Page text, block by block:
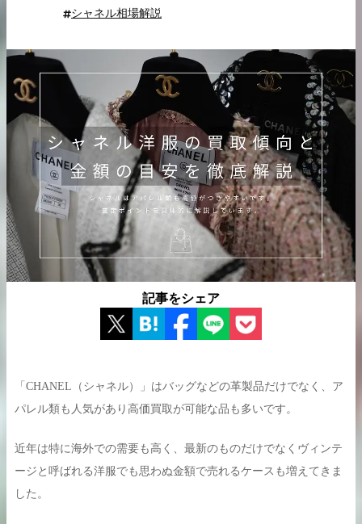
出張買取の
お申込み
宅配買取の
お申込み
シャネル相場解説
記事をシェア
「CHANEL（シャネル）」はバッグなどの革製品だけでなく、ア
パレル類も人気があり高価買取が可能な品も多いです。
近年は特に海外での需要も高く、最新のものだけでなくヴィンテ
ージと呼ばれる洋服でも思わぬ金額で売れるケースも増えてきま
した。